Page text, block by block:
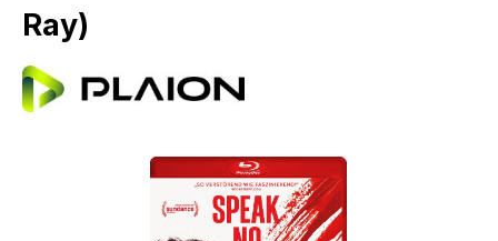
Ray)
Bildergalerie überspringen